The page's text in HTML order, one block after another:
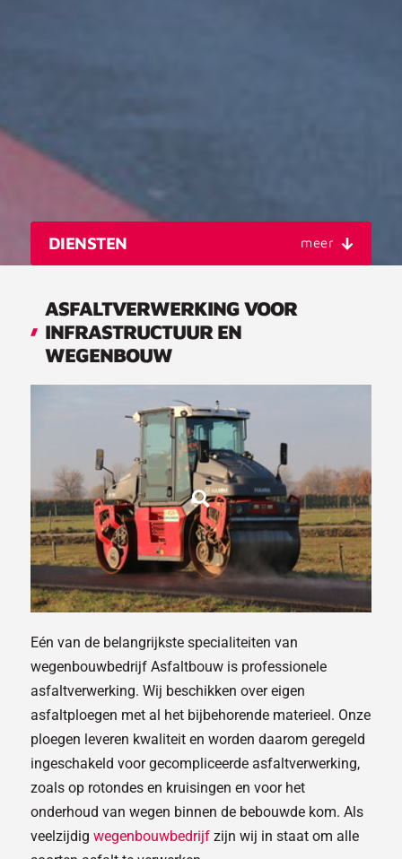
DIENSTEN
ASFALTVERWERKING VOOR
INFRASTRUCTUUR EN
WEGENBOUW
Eén van de belangrijkste specialiteiten van
wegenbouwbedrijf Asfaltbouw is professionele
asfaltverwerking. Wij beschikken over eigen
asfaltploegen met al het bijbehorende materieel. Onze
ploegen leveren kwaliteit en worden daarom geregeld
ingeschakeld voor gecompliceerde asfaltverwerking,
zoals op rotondes en kruisingen en voor het
onderhoud van wegen binnen de bebouwde kom. Als
veelzijdig wegenbouwbedrijfzijn wij in staat om alle